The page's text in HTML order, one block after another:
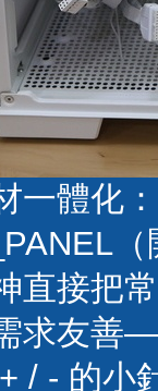
一體化
直接把
求友善
/ - 的小